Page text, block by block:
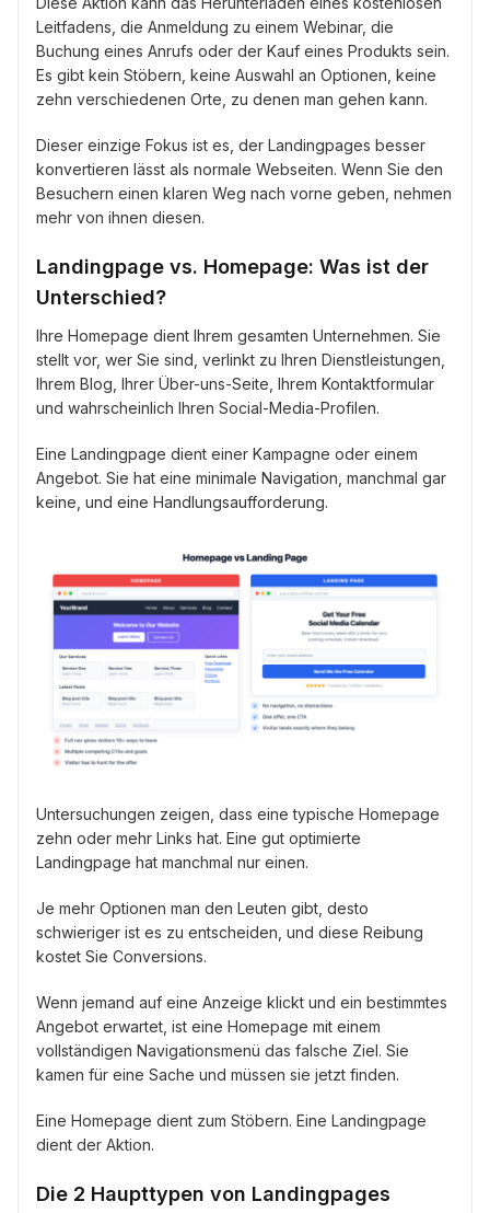
Leitfadens, die Anmeldung zu einem Webinar, die
Buchung eines Anrufs oder der Kauf eines Produkts sein.
Es gibt kein Stöbern, keine Auswahl an Optionen, keine
zehn verschiedenen Orte, zu denen man gehen kann.
Dieser einzige Fokus ist es, der Landingpages besser
konvertieren lässt als normale Webseiten. Wenn Sie den
Besuchern einen klaren Weg nach vorne geben, nehmen
mehr von ihnen diesen.
Landingpage vs. Homepage: Was ist der
Unterschied?
Ihre Homepage dient Ihrem gesamten Unternehmen. Sie
stellt vor, wer Sie sind, verlinkt zu Ihren Dienstleistungen,
Ihrem Blog, Ihrer Über-uns-Seite, Ihrem Kontaktformular
und wahrscheinlich Ihren Social-Media-Profilen.
Eine Landingpage dient einer Kampagne oder einem
Angebot. Sie hat eine minimale Navigation, manchmal gar
keine, und eine Handlungsaufforderung.
Untersuchungen zeigen, dass eine typische Homepage
zehn oder mehr Links hat. Eine gut optimierte
Landingpage hat manchmal nur einen.
Je mehr Optionen man den Leuten gibt, desto
schwieriger ist es zu entscheiden, und diese Reibung
kostet Sie Conversions.
Wenn jemand auf eine Anzeige klickt und ein bestimmtes
Angebot erwartet, ist eine Homepage mit einem
vollständigen Navigationsmenü das falsche Ziel. Sie
kamen für eine Sache und müssen sie jetzt finden.
Eine Homepage dient zum Stöbern. Eine Landingpage
dient der Aktion.
Die 2 Haupttypen von Landingpages